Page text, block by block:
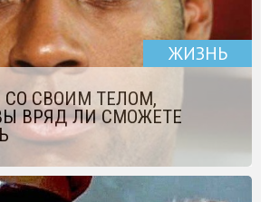
ЖИЗНЬ
СО СВОИМ ТЕЛОМ,
ВРЯД ЛИ СМОЖЕТЕ